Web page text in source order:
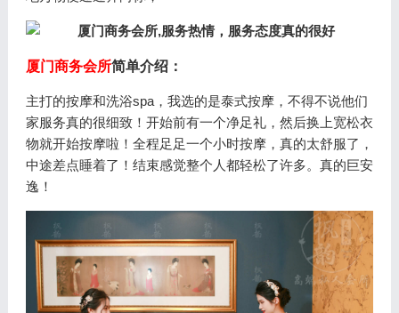
厦门商务会所简单介绍：
主打的按摩和洗浴spa，我选的是泰式按摩，不得不说他们
家服务真的很细致！开始前有一个净足礼，然后换上宽松衣
物就开始按摩啦！全程足足一个小时按摩，真的太舒服了，
中途差点睡着了！结束感觉整个人都轻松了许多。真的巨安
逸！